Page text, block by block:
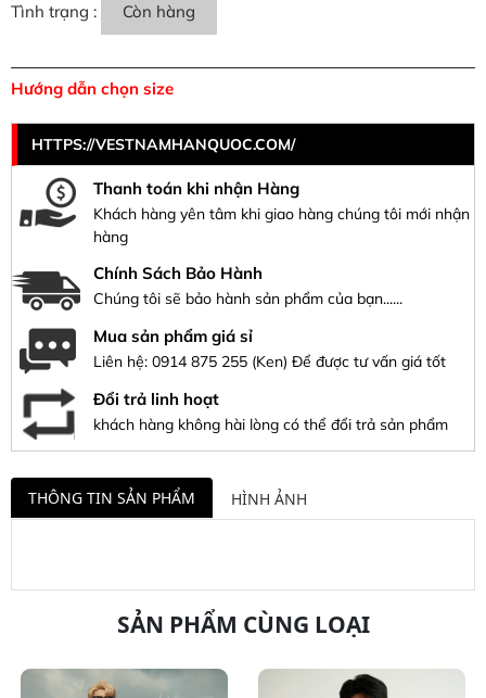
Tình trạng : Còn hàng
Hướng dẫn chọn size
HTTPS://VESTNAMHANQUOC.COM/
Thanh toán khi nhận Hàng
Khách hàng yên tâm khi giao hàng chúng tôi mới nhận
hàng
Chính Sách Bảo Hành
Chúng tôi sẽ bảo hành sản phẩm của bạn......
Mua sản phẩm giá sỉ
Liên hệ: 0914 875 255 (Ken) Để được tư vấn giá tốt
Đổi trả linh hoạt
khách hàng không hài lòng có thể đổi trả sản phẩm
THÔNG TIN SẢN PHẨM HÌNH ẢNH
SẢN PHẨM CÙNG LOẠI